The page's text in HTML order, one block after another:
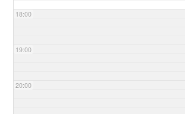
18:00
19:00
20:00